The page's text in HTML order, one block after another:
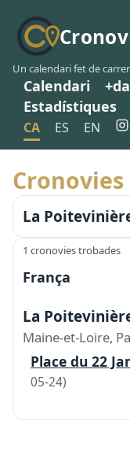
Un calendari fet de
Calendari
Estadístiques
CA ES EN
La
1 cronovies trobades
França
La
Maine-et-Loire,
Place du 22
05-24)